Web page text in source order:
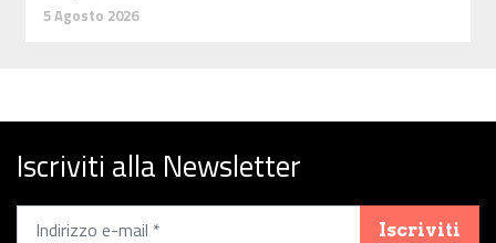
5 Agosto 2026
Iscriviti alla Newsletter
Iscriviti